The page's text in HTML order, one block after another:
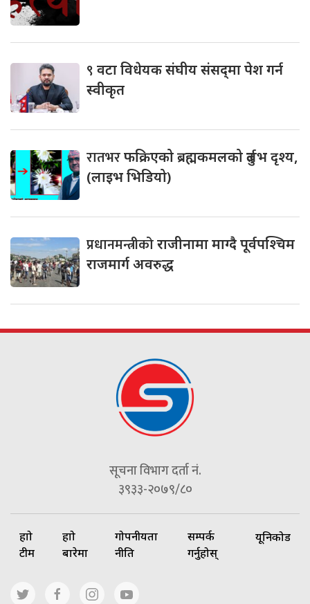
९ वटा विधेयक संघीय संसद्‌मा पेश गर्न
स्वीकृत
रातभरफक्रिएको ब्रह्मकमलको दुर्लभ दृश्य,
(लाइभ भिडियो)
प्रधानमन्त्रीकोराजीनामा माग्दै पूर्वपश्चिम
राजमार्ग अवरुद्ध
सूचना विभाग दर्ता नं.
३९३३-२०७९/८०
हाम्रो
टीम
हाम्रो
बारेमा
गोपनीयता
नीति
सम्पर्क
गर्नुहोस्
यूनिकोड